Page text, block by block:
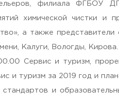
филиала ФГБОУ
химической чистки
а также представители
Калуги, Вологды, Кирова.
Сервис и туризм,
туризм за 2019 год и план
и